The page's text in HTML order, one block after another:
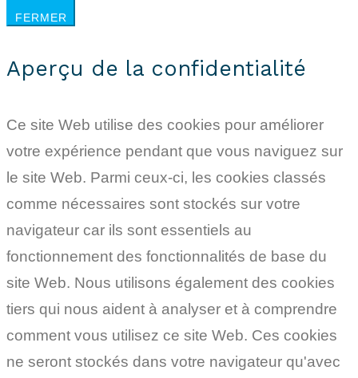
FERMER
Aperçu de la confidentialité
Ce site Web utilise des cookies pour améliorer
votre expérience pendant que vous naviguez sur
le site Web. Parmi ceux-ci, les cookies classés
comme nécessaires sont stockés sur votre
navigateur car ils sont essentiels au
fonctionnement des fonctionnalités de base du
site Web. Nous utilisons également des cookies
tiers qui nous aident à analyser et à comprendre
comment vous utilisez ce site Web. Ces cookies
ne seront stockés dans votre navigateur qu'avec